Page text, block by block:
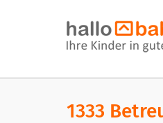
1333